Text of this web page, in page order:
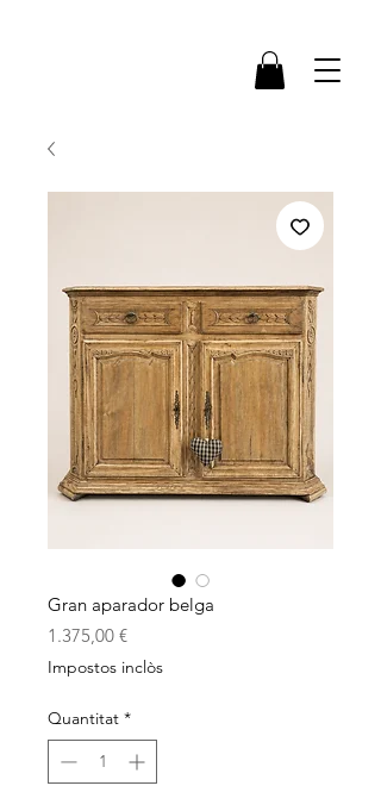
Gran aparador belga
1.375,00 €Price
Impostos inclòs
Quantitat *